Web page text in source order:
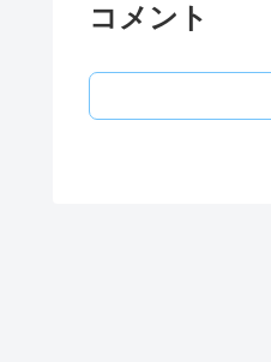
コメント